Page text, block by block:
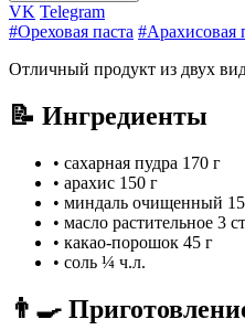
VK Telegram
#Ореховая паста #Арахисовая
Отличный продукт из двух
📝 Ингредиенты
• сахарная пудра 170 г
• арахис 150 г
• миндаль очищенный
• масло растительное 3
• какао-порошок 45 г
• соль ¼ ч.л.
👨‍🍳